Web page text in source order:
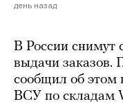
день назад
В России снимут
выдачи заказов.
сообщил об этом
ВСУ по складам